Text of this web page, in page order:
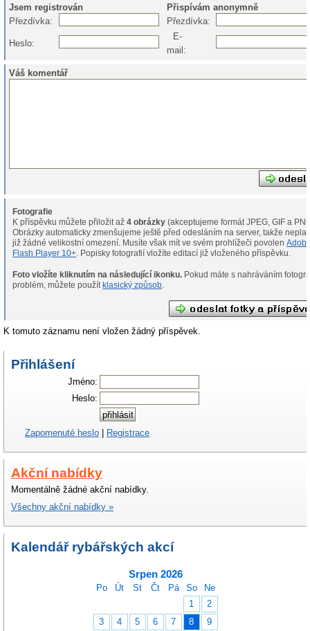
Jsem registrován
Přispívám anonymně
Přezdívka:
Přezdívka:
Heslo:
E-
mail:
Váš komentář
Fotografie
K příspěvku můžete přiložit až4 obrázky (akceptujeme formát JPEG, GIF a
Obrázky automaticky zmenšujeme ještě před odesláním na server, takže
již žádné velikostní omezení. Musíte však mít ve svém prohlížeči povolen
Flash Player 10+ . Popisky fotografií vložíte editací již vloženého příspěvku.
Foto vložíte kliknutím na následující ikonku.
problém, můžete použít klasický způsob.
K tomuto záznamu není vložen žádný příspěvek.
Přihlášení
Jméno:
Heslo:
Zapomenuté heslo Registrace
Akční nabídky
Momentálně žádné akční nabídky.
Všechny akční nabídky »
Kalendář rybářských akcí
Srpen 2026
Po Út St Čt Pá So
Ne
1
2
3
4 5 6 7 8 9